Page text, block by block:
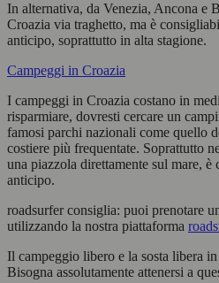
In alternativa, da Venezia, Ancona e
Croazia via traghetto, ma è
anticipo, soprattutto in alta stagione.
Campeggi in Croazia
I campeggi in Croazia costano in
risparmiare, dovresti cercare un
famosi parchi nazionali come quello
costiere più frequentate. Soprattutto
una piazzola direttamente sul mare,
anticipo.
roadsurfer consiglia: puoi prenotare
utilizzando la nostra piattaforma
Il campeggio libero e la sosta libera
Bisogna assolutamente attenersi a